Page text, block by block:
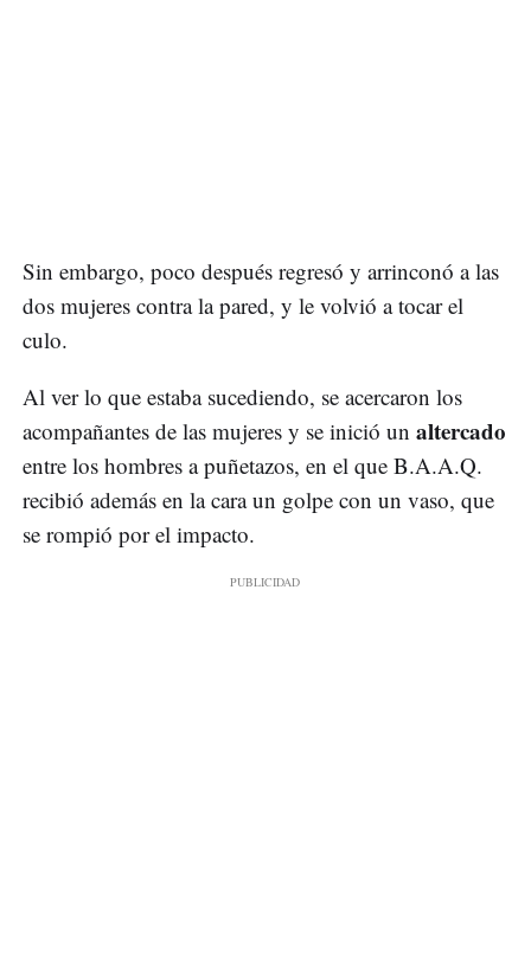
Sin embargo, poco después regresó y arrinconó a las
dos mujeres contra la pared, y le volvió a tocar el
culo.
Al ver lo que estaba sucediendo, se acercaron los
acompañantes de las mujeres y se inició un altercado
entre los hombres a puñetazos, en el que B.A.A.Q.
recibió además en la cara un golpe con un vaso, que
se rompió por el impacto.